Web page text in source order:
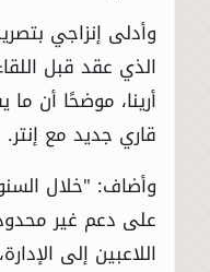
وأدلى إنزاجي
الذي عقد قبل
أرينا، موضحًا أن
قاري جديد مع إنتر.
وأضاف: "خلال
على دعم غير
اللاعبين إلى